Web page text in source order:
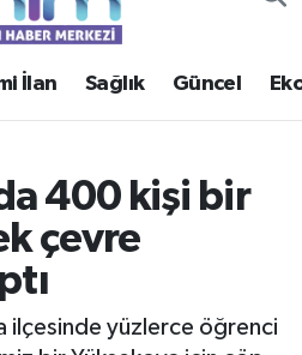
İlan Sağlık Güncel
400 kişi bir
çevre
ilçesinde yüzlerce öğrenci
ve Fikstür